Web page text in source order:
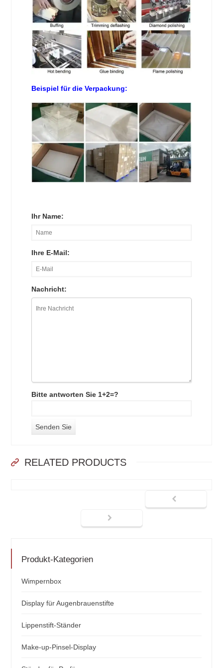
Beispiel für die Verpackung:
Ihr Name:
Ihre E-Mail:
Nachricht:
Bitte antworten Sie 1+2=?
RELATED PRODUCTS
Produkt-Kategorien
Wimpernbox
Display für Augenbrauenstifte
Lippenstift-Ständer
Make-up-Pinsel-Display